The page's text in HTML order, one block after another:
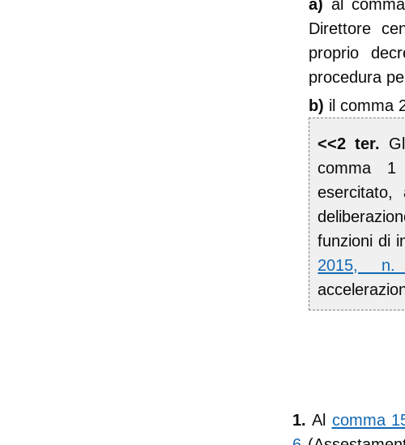
a) al
Direttore
proprio
procedura
b) il comma
<<2 ter.
comma 1
esercitato,
funzioni di
2015,
1.Al comma